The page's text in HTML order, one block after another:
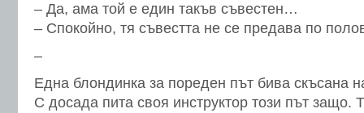
– Да, ама той е един такъв съвестен…
– Спокойно, тя съвестта не се предава по
–
Една блондинка за пореден път бива скъсана
С досада пита своя инструктор този път защо.